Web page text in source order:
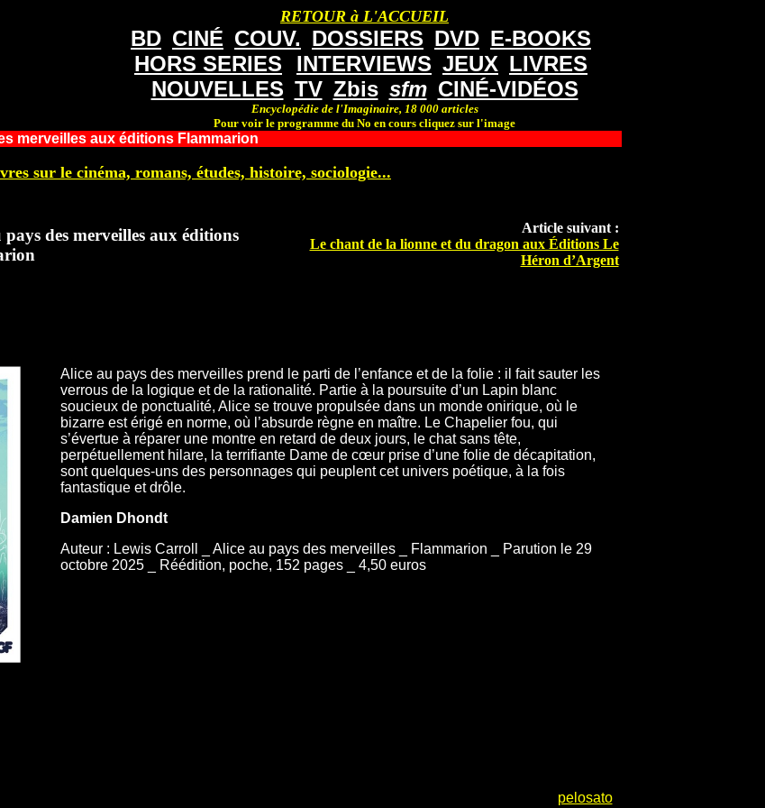
RETOUR à L'ACCUEIL
BD CINÉ COUV. DOSSIERS DVD E-BOOKS
HORS SERIES
INTERVIEWS JEUX LIVRES
NOUVELLES TV Zbis sfm CINÉ-VIDÉOS
Encyclopédie de l'Imaginaire, 18 000 articles
Pour voir le programme du No en cours cliquez sur l'image
merveilles aux éditions Flammarion
sur le cinéma, romans, études, histoire, sociologie...
pays des merveilles aux éditions
Article suivant :
Le chant de la lionne et du dragon aux Éditions Le
Héron d’Argent
Alice au pays des merveilles prend le parti de l’enfance et de la folie : il fait sauter les
verrous de la logique et de la rationalité. Partie à la poursuite d’un Lapin blanc
soucieux de ponctualité, Alice se trouve propulsée dans un monde onirique, où le
bizarre est érigé en norme, où l’absurde règne en maître. Le Chapelier fou, qui
s’évertue à réparer une montre en retard de deux jours, le chat sans tête,
perpétuellement hilare, la terrifiante Dame de cœur prise d’une folie de décapitation,
sont quelques-uns des personnages qui peuplent cet univers poétique, à la fois
fantastique et drôle.
Damien Dhondt
Auteur : Lewis Carroll _ Alice au pays des merveilles _ Flammarion _ Parution le 29
octobre 2025 _ Réédition, poche, 152 pages _ 4,50 euros
pelosato